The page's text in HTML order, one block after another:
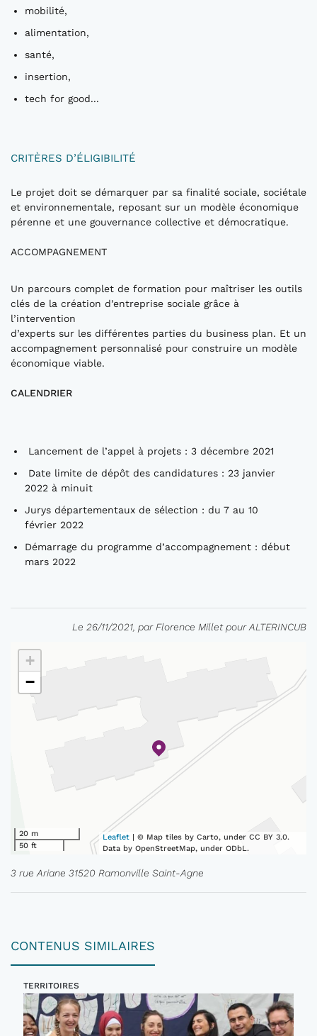
mobilité,
alimentation,
santé,
insertion,
tech for good...
CRITÈRES D’ÉLIGIBILITÉ
Le projet doit se démarquer par sa finalité sociale, sociétale
et environnementale, reposant sur un modèle économique
pérenne et une gouvernance collective et démocratique.
ACCOMPAGNEMENT
Un parcours complet de formation pour maîtriser les outils
clés de la création d’entreprise sociale grâce à
l’intervention
d’experts sur les différentes parties du business plan. Et un
accompagnement personnalisé pour construire un modèle
économique viable.
CALENDRIER
Lancement de l’appel à projets : 3 décembre 2021
Date limite de dépôt des candidatures : 23 janvier
2022 à minuit
Jurys départementaux de sélection : du 7 au 10
février 2022
Démarrage du programme d’accompagnement : début
mars 2022
Le 26/11/2021, par Florence Millet pour ALTERINCUB
+
−
20 m
50 ft
Leaflet | © Map tiles by Carto, under CC BY 3.0.
Data by OpenStreetMap, under ODbL.
3 rue Ariane 31520 Ramonville Saint-Agne
CONTENUS SIMILAIRES
TERRITOIRES